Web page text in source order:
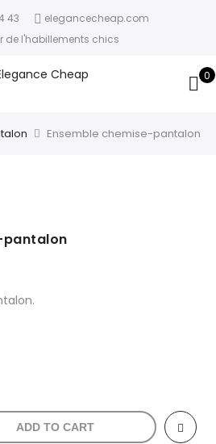
43
elegancecheap.com
de l'habillements chics
0
Ensemble chemise-pantalon
pantalon
ADD TO CART